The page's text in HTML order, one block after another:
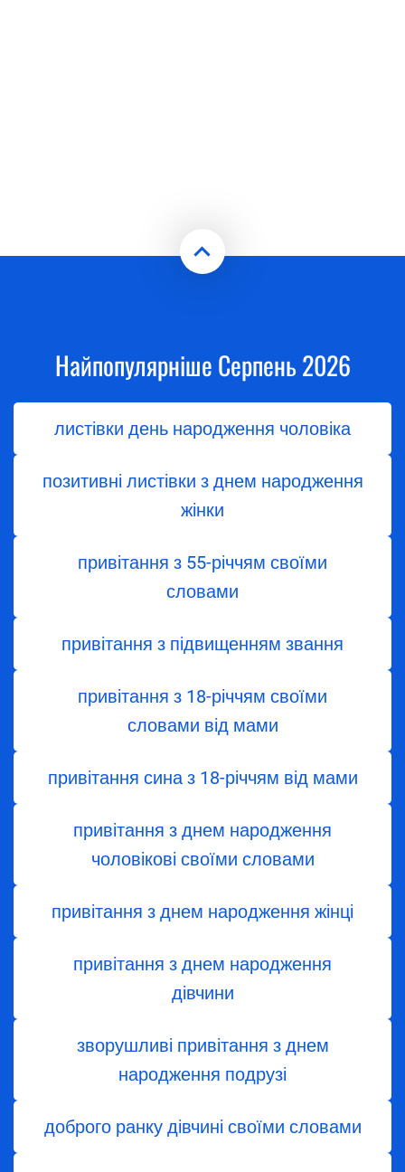
Найпопулярніше Серпень 2026
листівки день народження чоловіка
позитивні листівки з днем народження
жінки
привітання з 55-річчям своїми
словами
привітання з підвищенням звання
привітання з 18-річчям своїми
словами від мами
привітання сина з 18-річчям від мами
привітання з днем народження
чоловікові своїми словами
привітання з днем народження жінці
привітання з днем ​​народження
дівчини
зворушливі привітання з днем
народження подрузі
доброго ранку дівчині своїми словами